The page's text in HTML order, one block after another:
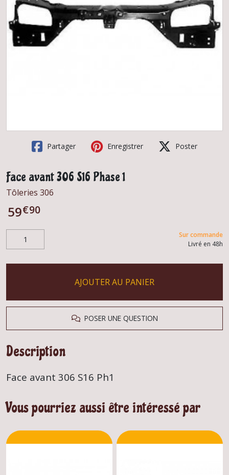
Partager Enregistrer Poster
Face avant 306 S16 Phase 1
Tôleries 306
59€90
Sur commande
Livré en 48h
AJOUTER AU PANIER
POSER UNE QUESTION
Description
Face avant 306 S16 Ph1
Vous pourriez aussi être intéressé par